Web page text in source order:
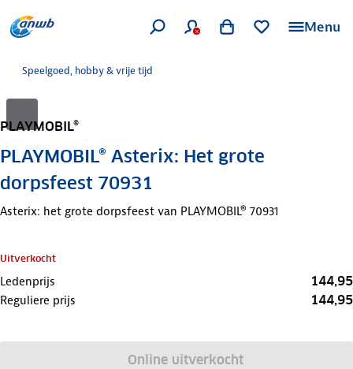
Menu
Speelgoed, hobby & vrije tijd
PLAYMOBIL®
PLAYMOBIL® Asterix: Het grote
dorpsfeest 70931
Asterix: het grote dorpsfeest van PLAYMOBIL® 70931
Uitverkocht
Ledenprijs 144,95
Reguliere prijs 144,95
Online uitverkocht